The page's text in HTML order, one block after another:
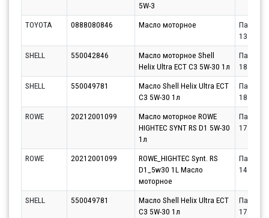
5W-3
TOYOTA 0888080846 Масло моторное
Партнёр
SHELL
550042846
Масло моторное Shell
Helix Ultra ECT C3 5W-30 1л
Партнёр
SHELL
550049781
Масло Shell Helix Ultra ECT
C3 5W-30 1л
Партнёр
ROWE
20212001099
Масло моторное ROWE
HIGHTEC SYNT RS D1 5W-30
1л
Партнёр
ROWE 20212001099
ROWE_HIGHTEC Synt. RS
D1_5w30 1L Масло
моторное
Партнёр
SHELL 550049781
Масло Shell Helix Ultra ECT
C3 5W-30 1л
Партнёр